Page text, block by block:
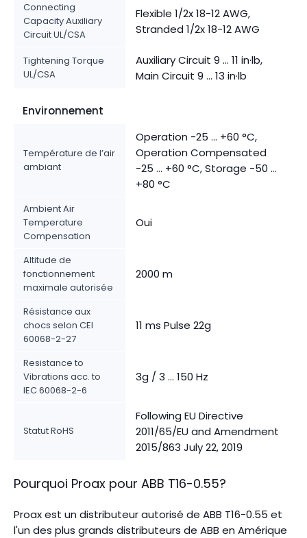
Connecting
Capacity Auxiliary
Circuit UL/CSA
Flexible 1/2x 18-12 AWG,
Stranded 1/2x 18-12 AWG
Tightening Torque
UL/CSA
Auxiliary Circuit 9 ... 11 in·lb,
Main Circuit 9 ... 13 in·lb
Environnement
Température de l’air
ambiant
Operation -25 ... +60 °C,
Operation Compensated
-25 ... +60 °C, Storage -50 ...
+80 °C
Ambient Air
Temperature
Compensation
Oui
Altitude de
fonctionnement
maximale autorisée
2000 m
Résistance aux
chocs selon CEI
60068-2-27
11 ms Pulse 22g
Resistance to
Vibrations acc. to
IEC 60068-2-6
3g / 3 ... 150 Hz
Statut RoHS
Following EU Directive
2011/65/EU and Amendment
2015/863 July 22, 2019
Pourquoi Proax pour ABB T16-0.55?
Proax est un distributeur autorisé de ABB T16-0.55 et
l'un des plus grands distributeurs de ABB en Amérique